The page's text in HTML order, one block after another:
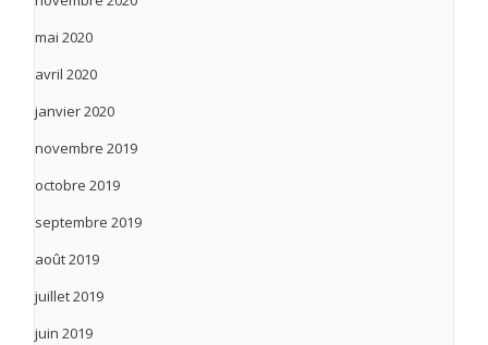
mai 2020
avril 2020
janvier 2020
novembre 2019
octobre 2019
septembre 2019
août 2019
juillet 2019
juin 2019